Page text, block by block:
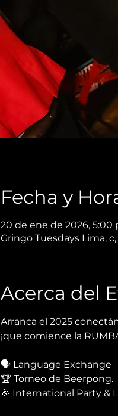
Fecha y
20 de ene de 2026, 5:00
Gringo Tuesdays Lima, c,
Acerca del
Arranca el 2025
¡que comience la
🗣
🏆 Torneo de Beerpong.
🎉 International Party &